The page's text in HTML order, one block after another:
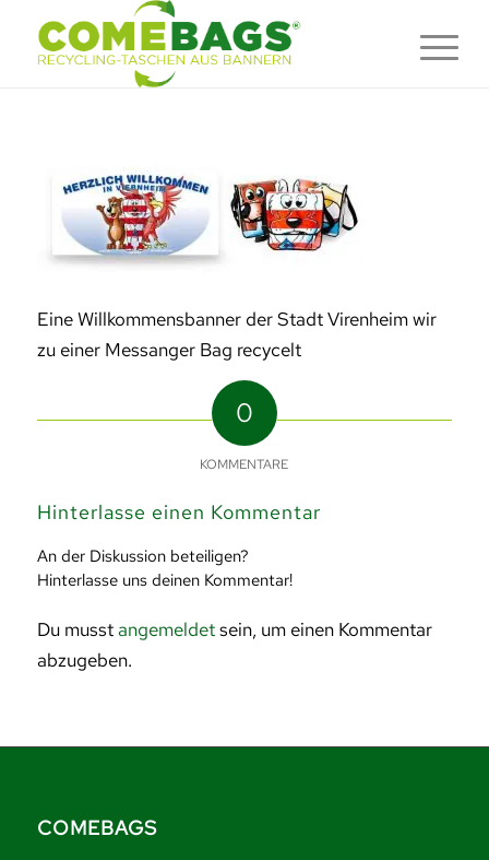
Eine Willkommensbanner der Stadt Virenheim wir
zu einer Messanger Bag recycelt
0
KOMMENTARE
Hinterlasse einen Kommentar
An der Diskussion beteiligen?
Hinterlasse uns deinen Kommentar!
Du musstangemeldetsein, um einen Kommentar
abzugeben.
COMEBAGS